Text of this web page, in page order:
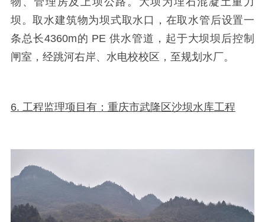
坝。取水建筑物为坝式取水口，在取水管后设置一
条总长4360m的 PE供水管道，起于大坝坝后控制
闸室，经跳河右岸、水电校校区，至规划水厂。
6. 工程监理项目有：重庆市武隆区沙坝水库工程